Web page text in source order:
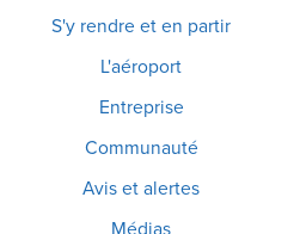
S'y rendre et en partir
L'aéroport
Entreprise
Communauté
Avis et alertes